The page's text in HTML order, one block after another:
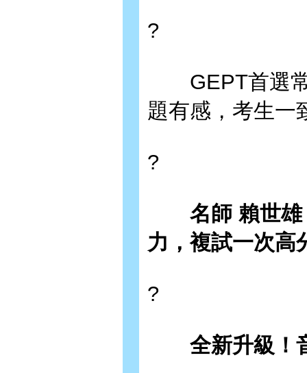
?
GEPT首選常
題有感，考生一
?
名師 賴世雄
力，複試一次高
?
全新升級！